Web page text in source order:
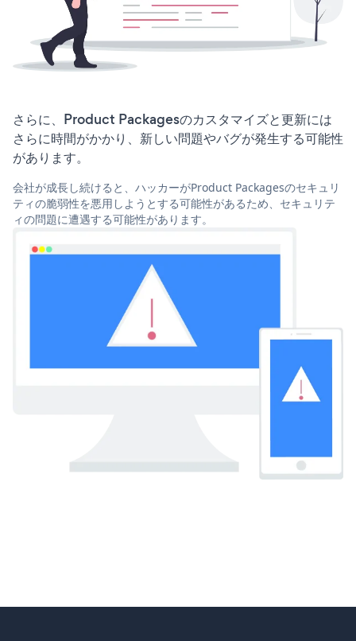
さらに、Product Packagesのカスタマイズと更新には
さらに時間がかかり、新しい問題やバグが発生する可能性
があります。
会社が成長し続けると、ハッカーがProduct Packagesのセキュリ
ティの脆弱性を悪用しようとする可能性があるため、セキュリテ
ィの問題に遭遇する可能性があります。